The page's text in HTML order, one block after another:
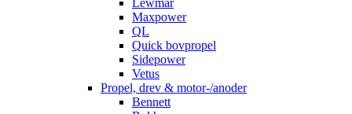
Lewmar
Maxpower
QL
Quick bovpropel
Sidepower
Vetus
Propel, drev & motor-/anoder
Bennett